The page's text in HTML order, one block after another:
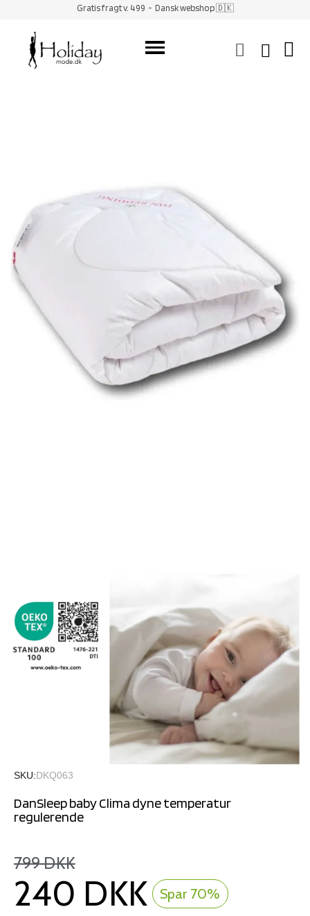
Gratis fragt v. 499 - Dansk webshop 🇩🇰
SKU DKQ063
DanSleep baby Clima dyne temperatur
regulerende
799 DKK
240 DKK Spar 70%